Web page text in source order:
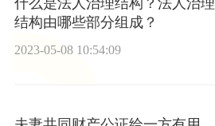
什么是法人治理结构？法人治理
结构由哪些部分组成？
2023-05-08 10:54:09